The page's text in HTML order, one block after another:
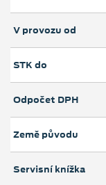
V provozu od
STK do
Odpočet DPH
Země původu
Servisní knížka